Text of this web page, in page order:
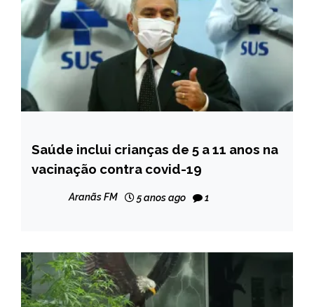
BRASIL
NOTÍCIAS
Saúde inclui crianças de 5 a 11 anos na
vacinação contra covid-19
Aranãs FM 5 anos ago 1